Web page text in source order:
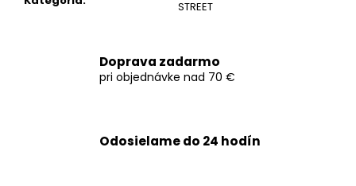
STREET
Doprava zadarmo
pri objednávke nad 70 €
Odosielame do 24 hodín